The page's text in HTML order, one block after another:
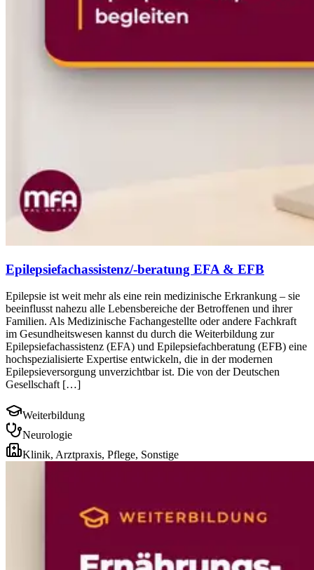
Epilepsiefachassistenz/-beratung EFA & EFB
Epilepsie ist weit mehr als eine rein medizinische Erkrankung – sie
beeinflusst nahezu alle Lebensbereiche der Betroffenen und ihrer
Familien. Als Medizinische Fachangestellte oder andere Fachkraft
im Gesundheitswesen kannst du durch die Weiterbildung zur
Epilepsiefachassistenz (EFA) und Epilepsiefachberatung (EFB) eine
hochspezialisierte Expertise entwickeln, die in der modernen
Epilepsieversorgung unverzichtbar ist. Die von der Deutschen
Gesellschaft […]
Weiterbildung
Neurologie
Klinik, Arztpraxis, Pflege, Sonstige